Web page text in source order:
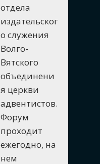
отдела
издательског
о служения
Волго-
Вятского
объединени
я церкви
адвентистов.
Форум
проходит
ежегодно, на
нем